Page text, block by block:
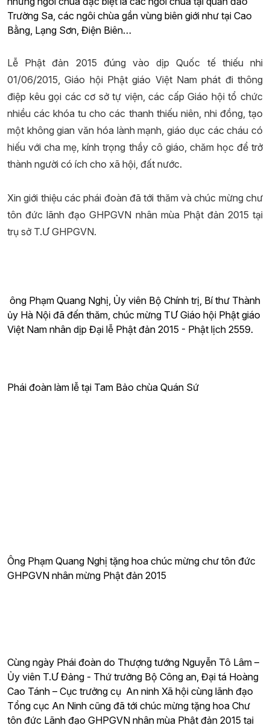
Trường Sa, các ngôi chùa gần vùng biên giới như tại Cao
Bằng, Lạng Sơn, Điện Biên…
Lễ Phật đản 2015 đúng vào dịp Quốc tế thiếu nhi
01/06/2015, Giáo hội Phật giáo Việt Nam phát đi thông
điệp kêu gọi các cơ sở tự viện, các cấp Giáo hội tổ chức
nhiều các khóa tu cho các thanh thiếu niên, nhi đồng, tạo
một không gian văn hóa lành mạnh, giáo dục các cháu có
hiếu với cha mẹ, kính trọng thầy cô giáo, chăm học để trở
thành người có ích cho xã hội, đất nước.
Xin giới thiệu các phái đoàn đã tới thăm và chúc mừng chư
tôn đức lãnh đạo GHPGVN nhân mùa Phật đản 2015 tại
trụ sở T.Ư GHPGVN.
ông Phạm Quang Nghị, Ủy viên Bộ Chính trị, Bí thư Thành
ủy Hà Nội đã đến thăm, chúc mừng TƯ Giáo hội Phật giáo
Việt Nam nhân dịp Đại lễ Phật đản 2015 - Phật lịch 2559.
Phái đoàn làm lễ tại Tam Bảo chùa Quán Sứ
Ông Phạm Quang Nghị tặng hoa chúc mừng chư tôn đức
GHPGVN nhân mừng Phật đản 2015
Cùng ngày Phái đoàn do Thượng tướng Nguyễn Tô Lâm –
Ủy viên T.Ư Đảng - Thứ trưởng Bộ Công an, Đại tá Hoàng
Cao Tánh – Cục trưởng cụ An ninh Xã hội cùng lãnh đạo
Tổng cục An Ninh cũng đã tới chúc mừng tặng hoa Chư
tôn đức Lãnh đạo GHPGVN nhân mùa Phật đản 2015 tại